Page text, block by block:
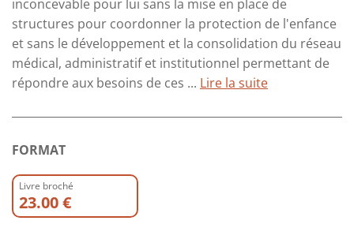
inconcevable pour lui sans la mise en place de
structures pour coordonner la protection de l'enfance
et sans le développement et la consolidation du réseau
médical, administratif et institutionnel permettant de
répondre aux besoins de ces ... Lire la suite
FORMAT
Livre broché
23.00 €